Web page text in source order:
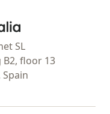
- Página de inicio
SL
B2, floor 13